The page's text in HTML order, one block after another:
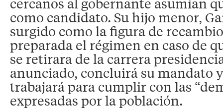
como candidato. Su hijo menor,
surgido como la figura de
preparada el régimen en caso de
se retirara de la carrera
anunciado, concluirá su mandato
trabajará para cumplir con las
expresadas por la población.